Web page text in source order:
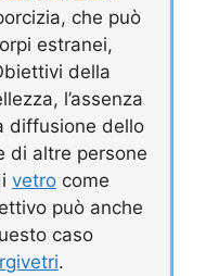
che può
estranei,
della
l’assenza
diffusione dello
di altre persone
vetro come
può anche
caso
.